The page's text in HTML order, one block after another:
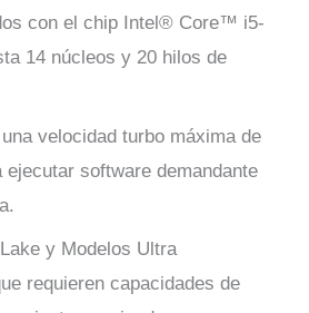
con el chip Intel® Core™ i5-
14 núcleos y 20 hilos de
velocidad turbo máxima de
ejecutar software demandante
y Modelos Ultra
requieren capacidades de